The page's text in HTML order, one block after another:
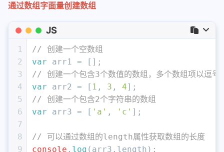
通过数组字面量创建数组
JS
1
2
3
4
5
6
7
8
9
// 创建一个空数组
var arr1 = [];
// 创建一个包含3个数值的数组，多个数组项以逗号
var arr2 = [ 1 , 3 , 4];
// 创建一个包含2个字符串的数组
var arr3 = [ 'a' , 'c' ];
// 可以通过数组的length属性获取数组的长度
console . log (arr3. length );